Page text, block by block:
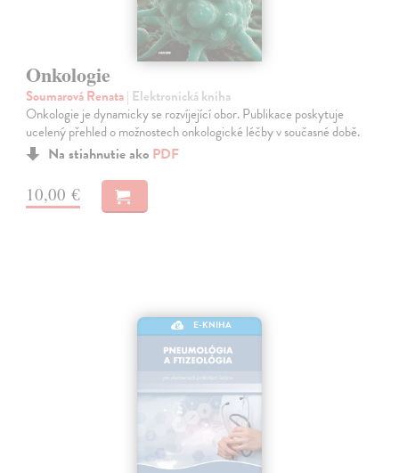
Onkologie
Soumarová Renata| Elektronická kniha
Onkologie je dynamicky se rozvíjející obor. Publikace poskytuje
ucelený přehled o možnostech onkologické léčby v současné době.
Na stiahnutie ako PDF
10,00 €
E-KNIHA